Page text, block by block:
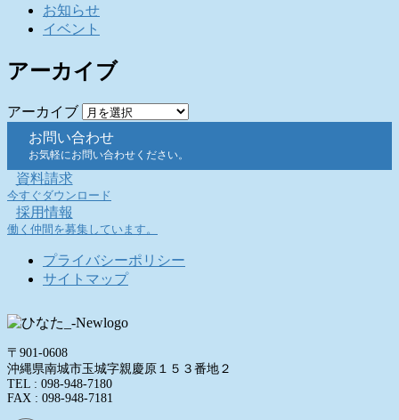
お知らせ
イベント
アーカイブ
アーカイブ
お問い合わせ
お気軽にお問い合わせください。
資料請求
今すぐダウンロード
採用情報
働く仲間を募集しています。
プライバシーポリシー
サイトマップ
〒901-0608
沖縄県南城市玉城字親慶原１５３番地２
TEL : 098-948-7180
FAX : 098-948-7181